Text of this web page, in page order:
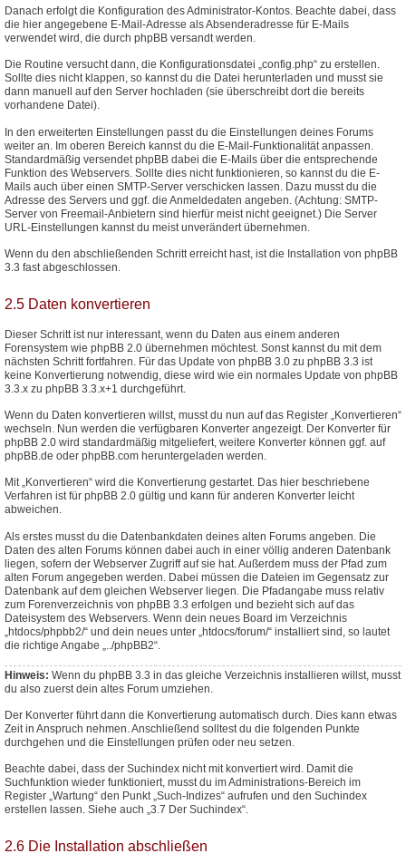
Danach erfolgt die Konfiguration des Administrator-Kontos. Beachte dabei, dass
die hier angegebene E-Mail-Adresse als Absenderadresse für E-Mails
verwendet wird, die durch phpBB versandt werden.
Die Routine versucht dann, die Konfigurationsdatei „config.php“ zu erstellen.
Sollte dies nicht klappen, so kannst du die Datei herunterladen und musst sie
dann manuell auf den Server hochladen (sie überschreibt dort die bereits
vorhandene Datei).
In den erweiterten Einstellungen passt du die Einstellungen deines Forums
weiter an. Im oberen Bereich kannst du die E-Mail-Funktionalität anpassen.
Standardmäßig versendet phpBB dabei die E-Mails über die entsprechende
Funktion des Webservers. Sollte dies nicht funktionieren, so kannst du die E-
Mails auch über einen SMTP-Server verschicken lassen. Dazu musst du die
Adresse des Servers und ggf. die Anmeldedaten angeben. (Achtung: SMTP-
Server von Freemail-Anbietern sind hierfür meist nicht geeignet.) Die Server
URL-Einstellungen kannst du meist unverändert übernehmen.
Wenn du den abschließenden Schritt erreicht hast, ist die Installation von phpBB
3.3 fast abgeschlossen.
2.5 Daten konvertieren
Dieser Schritt ist nur interessant, wenn du Daten aus einem anderen
Forensystem wie phpBB 2.0 übernehmen möchtest. Sonst kannst du mit dem
nächsten Schritt fortfahren. Für das Update von phpBB 3.0 zu phpBB 3.3 ist
keine Konvertierung notwendig, diese wird wie ein normales Update von phpBB
3.3.x zu phpBB 3.3.x+1 durchgeführt.
Wenn du Daten konvertieren willst, musst du nun auf das Register „Konvertieren“
wechseln. Nun werden die verfügbaren Konverter angezeigt. Der Konverter für
phpBB 2.0 wird standardmäßig mitgeliefert, weitere Konverter können ggf. auf
phpBB.de oder phpBB.com heruntergeladen werden.
Mit „Konvertieren“ wird die Konvertierung gestartet. Das hier beschriebene
Verfahren ist für phpBB 2.0 gültig und kann für anderen Konverter leicht
abweichen.
Als erstes musst du die Datenbankdaten deines alten Forums angeben. Die
Daten des alten Forums können dabei auch in einer völlig anderen Datenbank
liegen, sofern der Webserver Zugriff auf sie hat. Außerdem muss der Pfad zum
alten Forum angegeben werden. Dabei müssen die Dateien im Gegensatz zur
Datenbank auf dem gleichen Webserver liegen. Die Pfadangabe muss relativ
zum Forenverzeichnis von phpBB 3.3 erfolgen und bezieht sich auf das
Dateisystem des Webservers. Wenn dein neues Board im Verzeichnis
„htdocs/phpbb2/“ und dein neues unter „htdocs/forum/“ installiert sind, so lautet
die richtige Angabe „../phpBB2“.
Hinweis: Wenn du phpBB 3.3 in das gleiche Verzeichnis installieren willst, musst
du also zuerst dein altes Forum umziehen.
Der Konverter führt dann die Konvertierung automatisch durch. Dies kann etwas
Zeit in Anspruch nehmen. Anschließend solltest du die folgenden Punkte
durchgehen und die Einstellungen prüfen oder neu setzen.
Beachte dabei, dass der Suchindex nicht mit konvertiert wird. Damit die
Suchfunktion wieder funktioniert, musst du im Administrations-Bereich im
Register „Wartung“ den Punkt „Such-Indizes“ aufrufen und den Suchindex
erstellen lassen. Siehe auch „3.7 Der Suchindex“.
2.6 Die Installation abschließen